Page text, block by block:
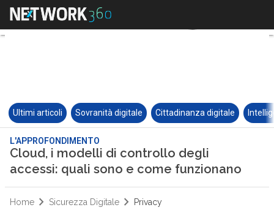
Ultimi articoli Sovranità digitale Cittadinanza digitale
L'APPROFONDIMENTO
Cloud, i modelli di controllo degli
accessi: quali sono e come funzionano
Home Sicurezza Digitale Privacy